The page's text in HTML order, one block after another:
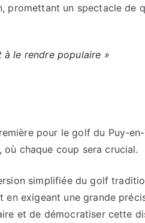
promettant un spectacle de
le rendre populaire »
pour le golf du Puy-
où chaque coup sera crucial.
simplifiée du golf
exigeant une grande
et de démocratiser cette